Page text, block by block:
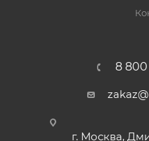
8
г. Москва,